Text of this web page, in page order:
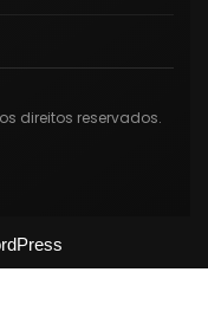
direitos reservados.